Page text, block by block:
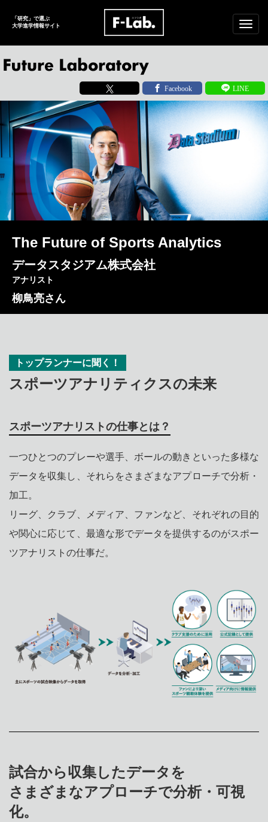
「研究」で選ぶ
大学進学情報サイト
メ
The Future of Sports Analytics
データスタジアム株式会社
アナリスト
柳鳥亮さん
トップランナーに聞く！
スポーツアナリティクスの未来
スポーツアナリストの仕事とは？
一つひとつのプレーや選手、ボールの動きといった多様な
データを収集し、それらをさまざまなアプローチで分析・
加工。
リーグ、クラブ、メディア、ファンなど、それぞれの目的
や関心に応じて、最適な形でデータを提供するのがスポー
ツアナリストの仕事だ。
試合から収集したデータを
さまざまなアプローチで分析・可視
化。